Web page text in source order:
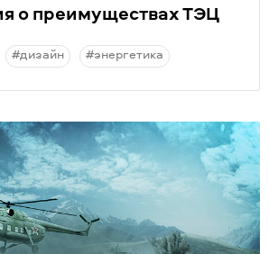
о преимуществах ТЭЦ
#дизайн #энергетика